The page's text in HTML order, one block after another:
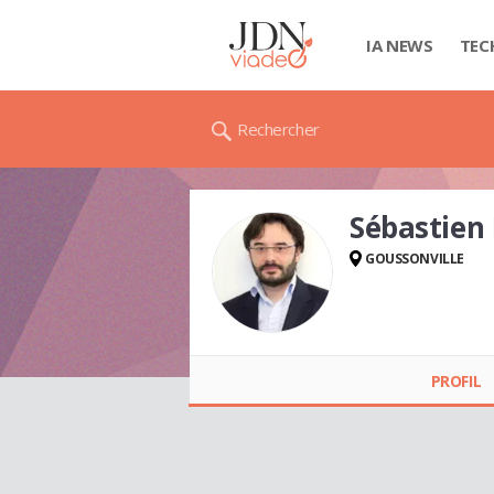
IA NEWS
Rechercher
Sébastien
GOUSSONVILLE
PROFIL